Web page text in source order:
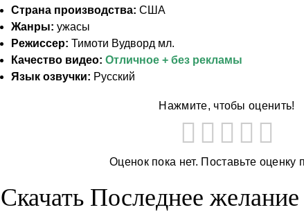
Страна производства: США
Жанры: ужасы
Режиссер: Тимоти Вудворд мл.
Качество видео: Отличное + без рекламы
Язык озвучки: Русский
Нажмите, чтобы оценить!
Оценок пока нет. Поставьте оценку
Скачать Последнее